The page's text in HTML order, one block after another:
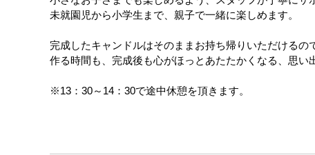
未就園児から小学生まで、親子で一緒に楽しめます。
完成したキャンドルはそのままお持ち帰りいただけるの
作る時間も、完成後も心がほっとあたたかくなる、思い
※13：30～14：30で途中休憩を頂きます。